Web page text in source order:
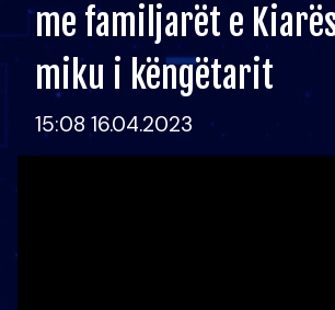
me familjarët e
miku i këngëtarit
15:08 16.04.2023